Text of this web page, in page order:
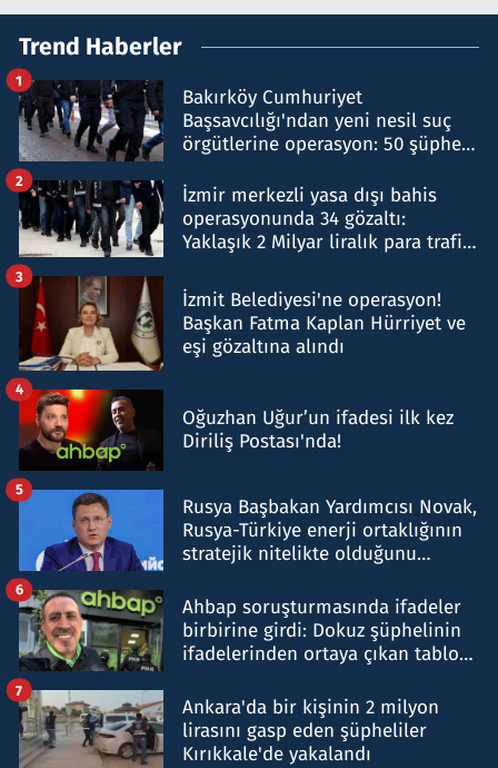
Trend Haberler
Bakırköy Cumhuriyet
Başsavcılığı'ndan yeni nesil suç
örgütlerine operasyon: 50 şüpheli
1
İzmir merkezli yasa dışı bahis
operasyonunda 34 gözaltı:
Yaklaşık 2 Milyar liralık para trafiği
2
İzmit Belediyesi'ne operasyon!
Başkan Fatma Kaplan Hürriyet ve
eşi gözaltına alındı
3
Oğuzhan Uğur’un ifadesi ilk kez
Diriliş Postası'nda!
4
Rusya Başbakan Yardımcısı Novak,
Rusya-Türkiye enerji ortaklığının
stratejik nitelikte olduğunu
5
Ahbap soruşturmasında ifadeler
birbirine girdi: Dokuz şüphelinin
ifadelerinden ortaya çıkan tablo
6
Ankara'da bir kişinin 2 milyon
lirasını gasp eden şüpheliler
Kırıkkale'de yakalandı
7